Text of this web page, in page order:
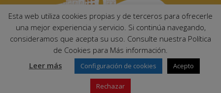
Ayuntamiento de Palma del Río. Plaza Mayor de Andalucía, 1 C.P:
14700 – Palma del Río (Córdoba)
Email:
ayuntamiento@palmadelrio.es
Teléfono: 957 71 02 44 | Fax: 957 64 47 39
Esta web utiliza cookies propias y de terceros para ofrecerle
una mejor experiencia y servicio. Si continúa navegando,
consideramos que acepta su uso. Consulte nuestra Política
de Cookies para Más información.
Leer más
Configuración de cookies Acepto
Rechazar